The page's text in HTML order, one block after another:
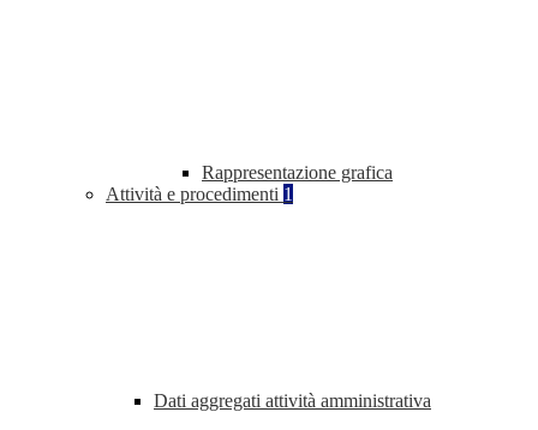
Rappresentazione grafica
Attività e procedimenti 1
Dati aggregati attività amministrativa